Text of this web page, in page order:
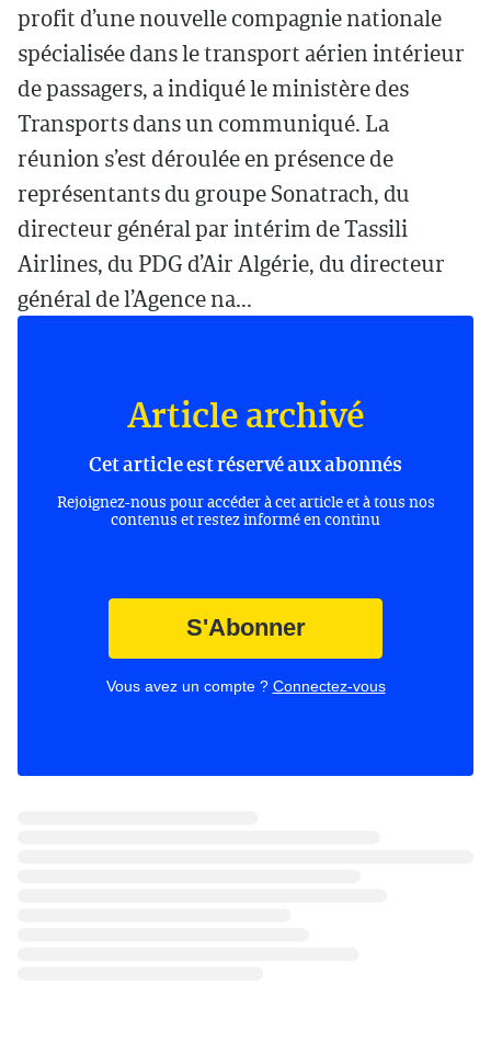
profit d’une nouvelle compagnie nationale
spécialisée dans le transport aérien intérieur
de passagers, a indiqué le ministère des
Transports dans un communiqué. La
réunion s’est déroulée en présence de
représentants du groupe Sonatrach, du
directeur général par intérim de Tassili
Airlines, du PDG d’Air Algérie, du directeur
général de l’Agence na...
Article archivé
Cet article est réservé aux abonnés
Rejoignez-nous pour accéder à cet article et à tous nos
contenus et restez informé en continu
S'Abonner
Vous avez un compte ? Connectez-vous